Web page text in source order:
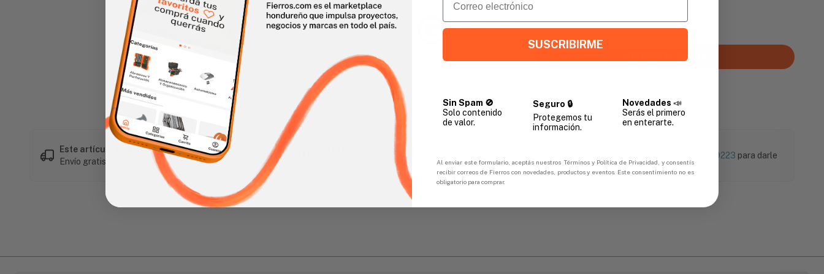
Haz clic en la imagen para alargar
Vendido Por:
Agencia Global
Agregar al carrito
Este artículo es popular
Envío gratis en compras mayores a L 1,500
Sin preocupaciones
Pagos seguros en línea con FicoPOS
+504 9774-9223 para darle
soporte a tu compra.
SUSCRIBIRME
Sin Spam 🚫
Solo contenido
de valor.
Seguro 🔒
Protegemos tu
información.
Novedades📣
Serás el primero
en enterarte.
Al enviar este formulario, aceptás nuestros Términos y Política de Privacidad, y consentís
recibir correos de Fierros con novedades, productos y eventos. Este consentimiento no es
obligatorio para comprar.